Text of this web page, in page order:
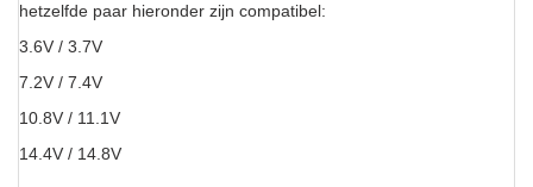
hetzelfde paar hieronder zijn compatibel:
3.6V / 3.7V
7.2V / 7.4V
10.8V / 11.1V
14.4V / 14.8V